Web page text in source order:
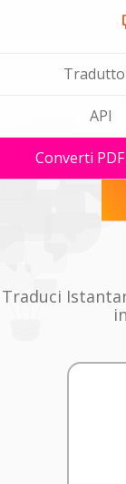
API
Converti PDF
Traduci